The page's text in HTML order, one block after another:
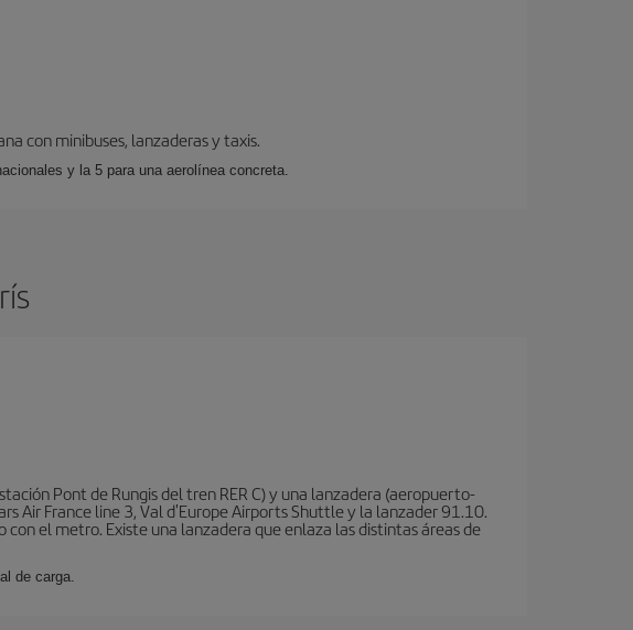
con minibuses, lanzaderas y taxis.
y la 5 para una aerolínea concreta.
Pont de Rungis del tren RER C) y una lanzadera (aeropuerto-
Air France line 3, Val d'Europe Airports Shuttle y la lanzader 91.10.
el metro. Existe una lanzadera que enlaza las distintas áreas de
de carga.